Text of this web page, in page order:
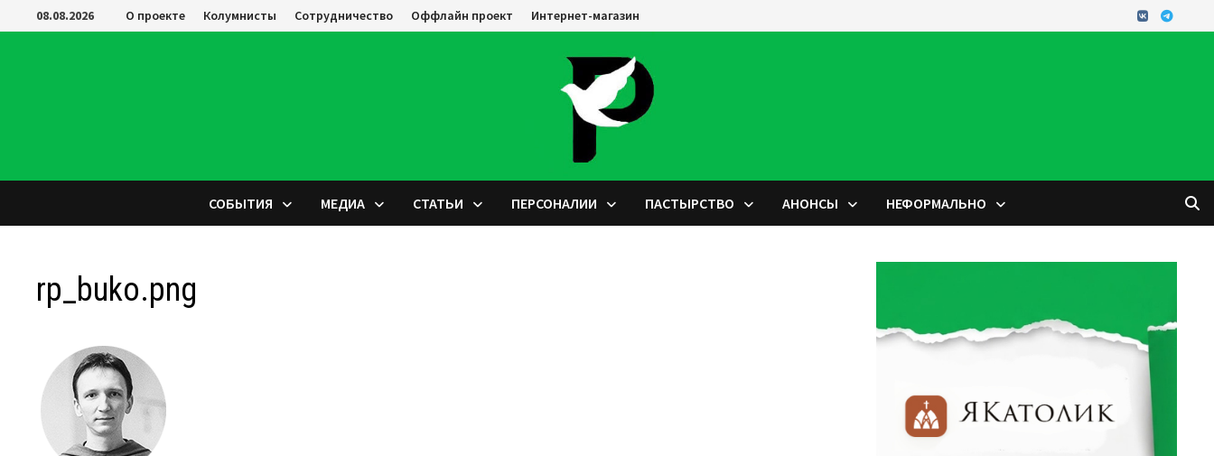
Перейти
к
08.08.2026 О проекте Колумнисты Сотрудничество Оффлайн проект Интернет-магазин
СОБЫТИЯ МЕДИА СТАТЬИ ПЕРСОНАЛИИ ПАСТЫРСТВО АНОНСЫ НЕФОРМАЛЬНО
rp_buko.png